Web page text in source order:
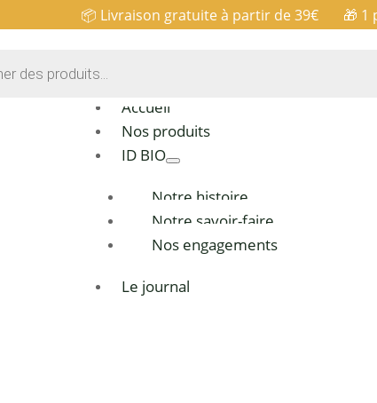
📦 Livraison gratuite à partir de 39€ 🎁 1
Accueil
Nos produits
ID BIO
Notre histoire
Notre savoir-faire
Nos engagements
Le journal